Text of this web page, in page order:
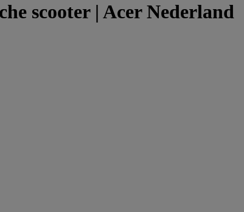
scooter | Acer Nederland